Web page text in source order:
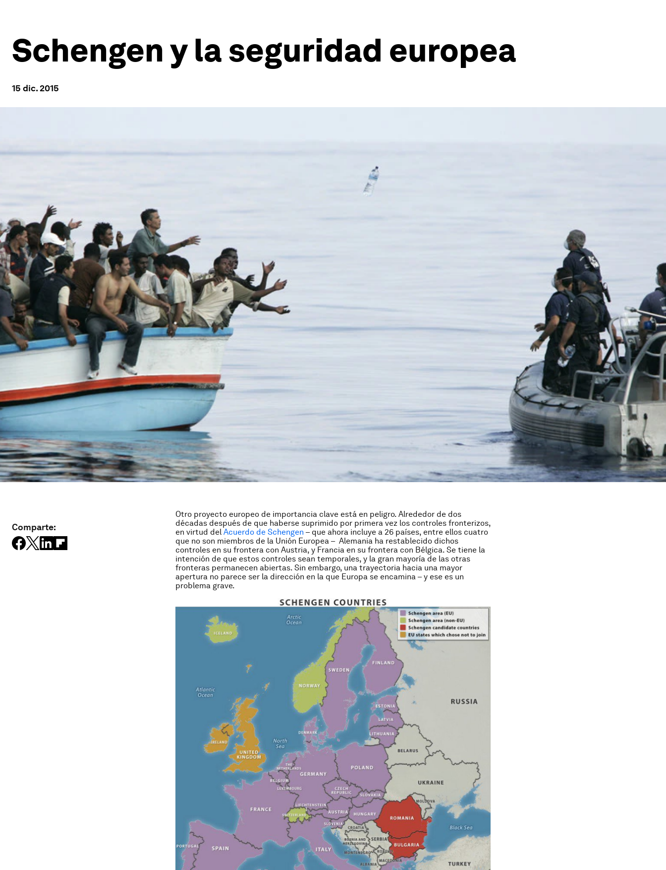
Schengen y la seguridad europea
15 dic. 2015
Comparte:
Otro proyecto europeo de importancia clave está en peligro. Alrededor de dos
décadas después de que haberse suprimido por primera vez los controles fronterizos,
en virtud del Acuerdo de Schengen – que ahora incluye a 26 países, entre ellos cuatro
que no son miembros de la Unión Europea – Alemania ha restablecido dichos
controles en su frontera con Austria, y Francia en su frontera con Bélgica. Se tiene la
intención de que estos controles sean temporales, y la gran mayoría de las otras
fronteras permanecen abiertas. Sin embargo, una trayectoria hacia una mayor
apertura no parece ser la dirección en la que Europa se encamina – y ese es un
problema grave.